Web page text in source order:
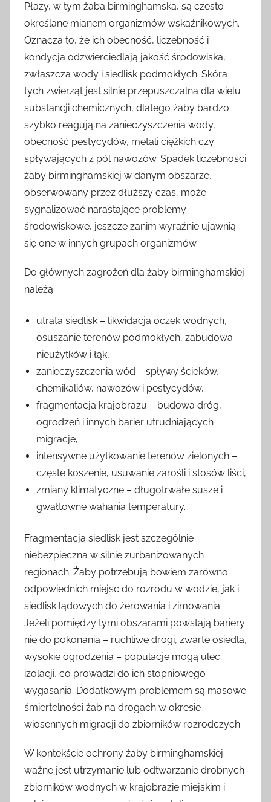
Płazy, w tym żaba birminghamska, są często
określane mianem organizmów wskaźnikowych.
Oznacza to, że ich obecność, liczebność i
kondycja odzwierciedlają jakość środowiska,
zwłaszcza wody i siedlisk podmokłych. Skóra
tych zwierząt jest silnie przepuszczalna dla wielu
substancji chemicznych, dlatego żaby bardzo
szybko reagują na zanieczyszczenia wody,
obecność pestycydów, metali ciężkich czy
spływających z pól nawozów. Spadek liczebności
żaby birminghamskiej w danym obszarze,
obserwowany przez dłuższy czas, może
sygnalizować narastające problemy
środowiskowe, jeszcze zanim wyraźnie ujawnią
się one w innych grupach organizmów.
Do głównych zagrożeń dla żaby birminghamskiej
należą:
utrata siedlisk – likwidacja oczek wodnych,
osuszanie terenów podmokłych, zabudowa
nieużytków i łąk,
zanieczyszczenia wód – spływy ścieków,
chemikaliów, nawozów i pestycydów,
fragmentacja krajobrazu – budowa dróg,
ogrodzeń i innych barier utrudniających
migracje,
intensywne użytkowanie terenów zielonych –
częste koszenie, usuwanie zarośli i stosów liści,
zmiany klimatyczne – długotrwałe susze i
gwałtowne wahania temperatury.
Fragmentacja siedlisk jest szczególnie
niebezpieczna w silnie zurbanizowanych
regionach. Żaby potrzebują bowiem zarówno
odpowiednich miejsc do rozrodu w wodzie, jak i
siedlisk lądowych do żerowania i zimowania.
Jeżeli pomiędzy tymi obszarami powstają bariery
nie do pokonania – ruchliwe drogi, zwarte osiedla,
wysokie ogrodzenia – populacje mogą ulec
izolacji, co prowadzi do ich stopniowego
wygasania. Dodatkowym problemem są masowe
śmiertelności żab na drogach w okresie
wiosennych migracji do zbiorników rozrodczych.
W kontekście ochrony żaby birminghamskiej
ważne jest utrzymanie lub odtwarzanie drobnych
zbiorników wodnych w krajobrazie miejskim i